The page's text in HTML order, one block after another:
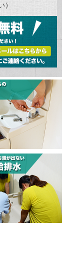
）